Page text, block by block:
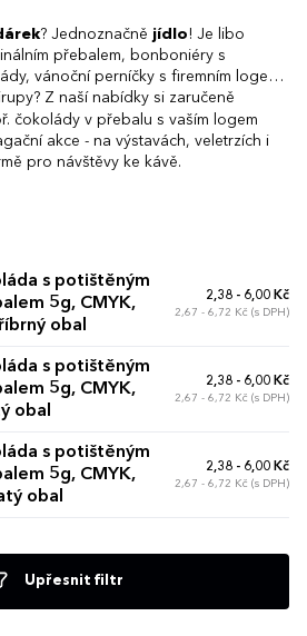
? Jednoznačně jídlo! Je libo
přebalem, bonboniéry s
vánoční perníčky s firemním logem,
Z naší nabídky si zaručeně
čokolády v přebalu s vaším logem
akce - na výstavách, veletrzích i
pro návštěvy ke kávě.
s potištěným
5g, CMYK,
obal
2,38 - 6,00 Kč
2,67 - 6,72 Kč (s DPH)
s potištěným
5g, CMYK,
obal
2,38 - 6,00 Kč
2,67 - 6,72 Kč (s DPH)
s potištěným
5g, CMYK,
obal
2,38 - 6,00 Kč
2,67 - 6,72 Kč (s DPH)
Upřesnit filtr